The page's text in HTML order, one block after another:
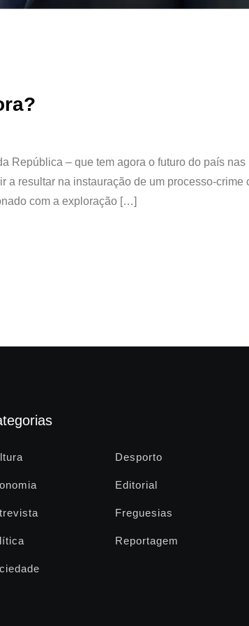
República – que tem agora o futuro do país
resultar na instauração de um processo-crime
com a exploração […]
Desporto
Editorial
Freguesias
Reportagem